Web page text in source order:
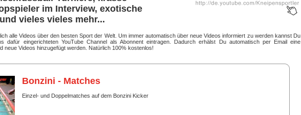
im Interview, exotische
vieles vieles mehr...
alle Videos über den besten Sport der Welt. Um immer automatisch über neue Videos informiert zu werden kannst Du
dafür eingerichteten YouTube Channel als Abonnent eintragen. Dadurch erhälst Du automatisch per Email eine
neue Videos hinzugefügt werden. Natürlich 100% kostenlos!
Bonzini - Matches
Einzel- und Doppelmatches auf dem Bonzini Kicker